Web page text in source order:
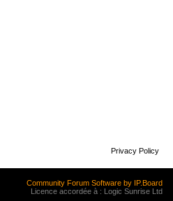
Privacy Policy
Community Forum Software by IP.Board
Licence accordée à : Logic Sunrise Ltd